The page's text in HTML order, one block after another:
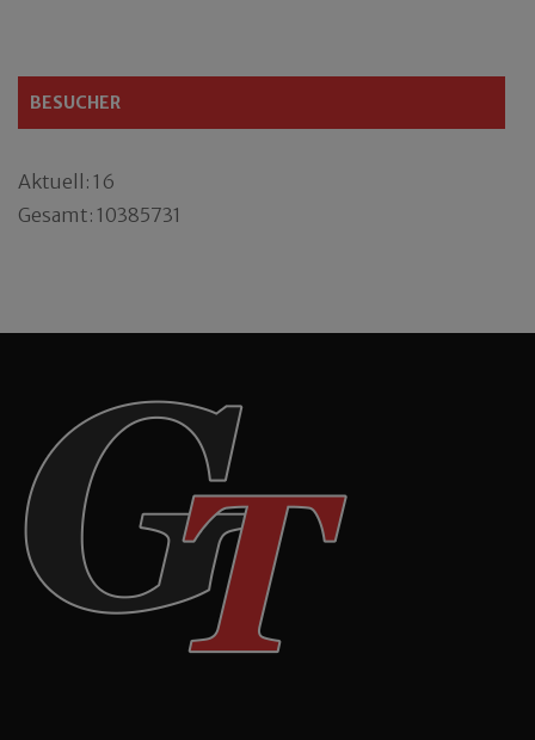
BESUCHER
Aktuell: 16
Gesamt: 10385731